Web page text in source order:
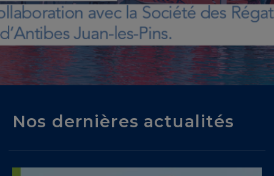
Nos dernières actualités